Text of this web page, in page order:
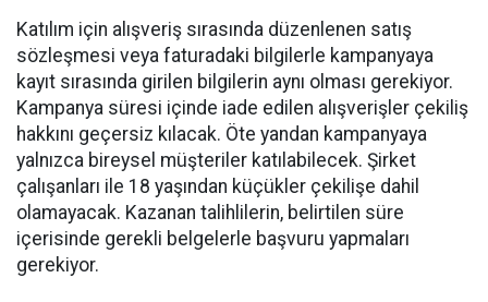
Katılım için alışveriş sırasında düzenlenen satış
sözleşmesi veya faturadaki bilgilerle kampanyaya
kayıt sırasında girilen bilgilerin aynı olması gerekiyor.
Kampanya süresi içinde iade edilen alışverişler çekiliş
hakkını geçersiz kılacak. Öte yandan kampanyaya
yalnızca bireysel müşteriler katılabilecek. Şirket
çalışanları ile 18 yaşından küçükler çekilişe dahil
olamayacak. Kazanan talihlilerin, belirtilen süre
içerisinde gerekli belgelerle başvuru yapmaları
gerekiyor.